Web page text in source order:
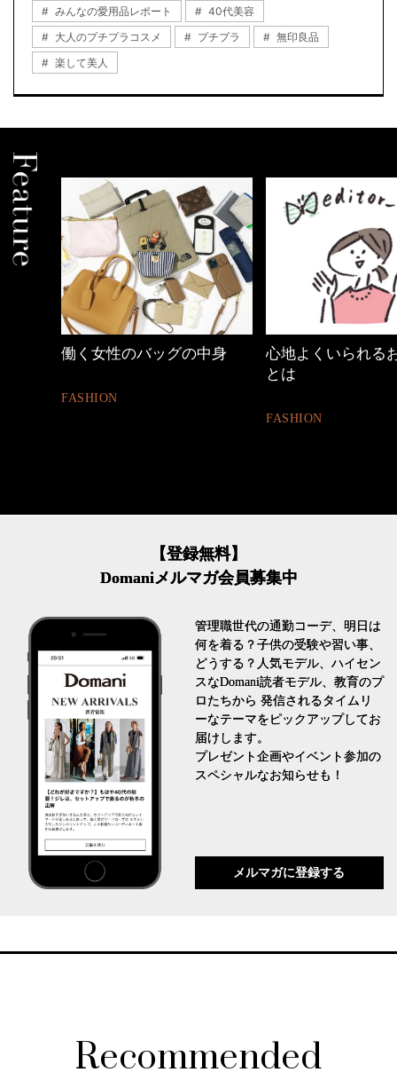
みんなの愛用品レポート
40代美容
大人のプチプラコスメ
プチプラ
無印良品
楽して美人
心地よくいられるおしゃれ
40代の小顔メイク
【登録無料】
Domaniメルマガ会員募集中
管理職世代の通勤コーデ、明日は
何を着る？子供の受験や習い事、
どうする？人気モデル、ハイセン
スなDomani読者モデル、教育のプ
ロたちから 発信されるタイムリ
ーなテーマをピックアップしてお
届けします。
プレゼント企画やイベント参加の
スペシャルなお知らせも！
メルマガに登録する
Recommended